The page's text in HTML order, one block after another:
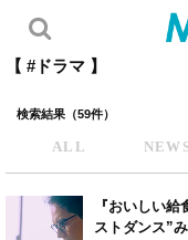
【 #ドラマ 】
検索結果（59件）
ALL
『おいしい
ストダンス”